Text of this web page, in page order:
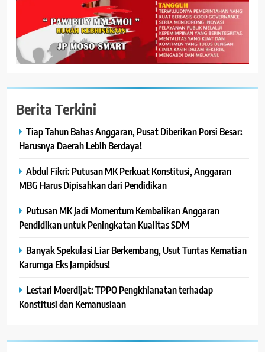
Berita Terkini
Tiap Tahun Bahas Anggaran, Pusat Diberikan Porsi Besar:
Harusnya Daerah Lebih Berdaya!
Abdul Fikri: Putusan MK Perkuat Konstitusi, Anggaran
MBG Harus Dipisahkan dari Pendidikan
Putusan MK Jadi Momentum Kembalikan Anggaran
Pendidikan untuk Peningkatan Kualitas SDM
Banyak Spekulasi Liar Berkembang, Usut Tuntas Kematian
Karumga Eks Jampidsus!
Lestari Moerdijat: TPPO Pengkhianatan terhadap
Konstitusi dan Kemanusiaan